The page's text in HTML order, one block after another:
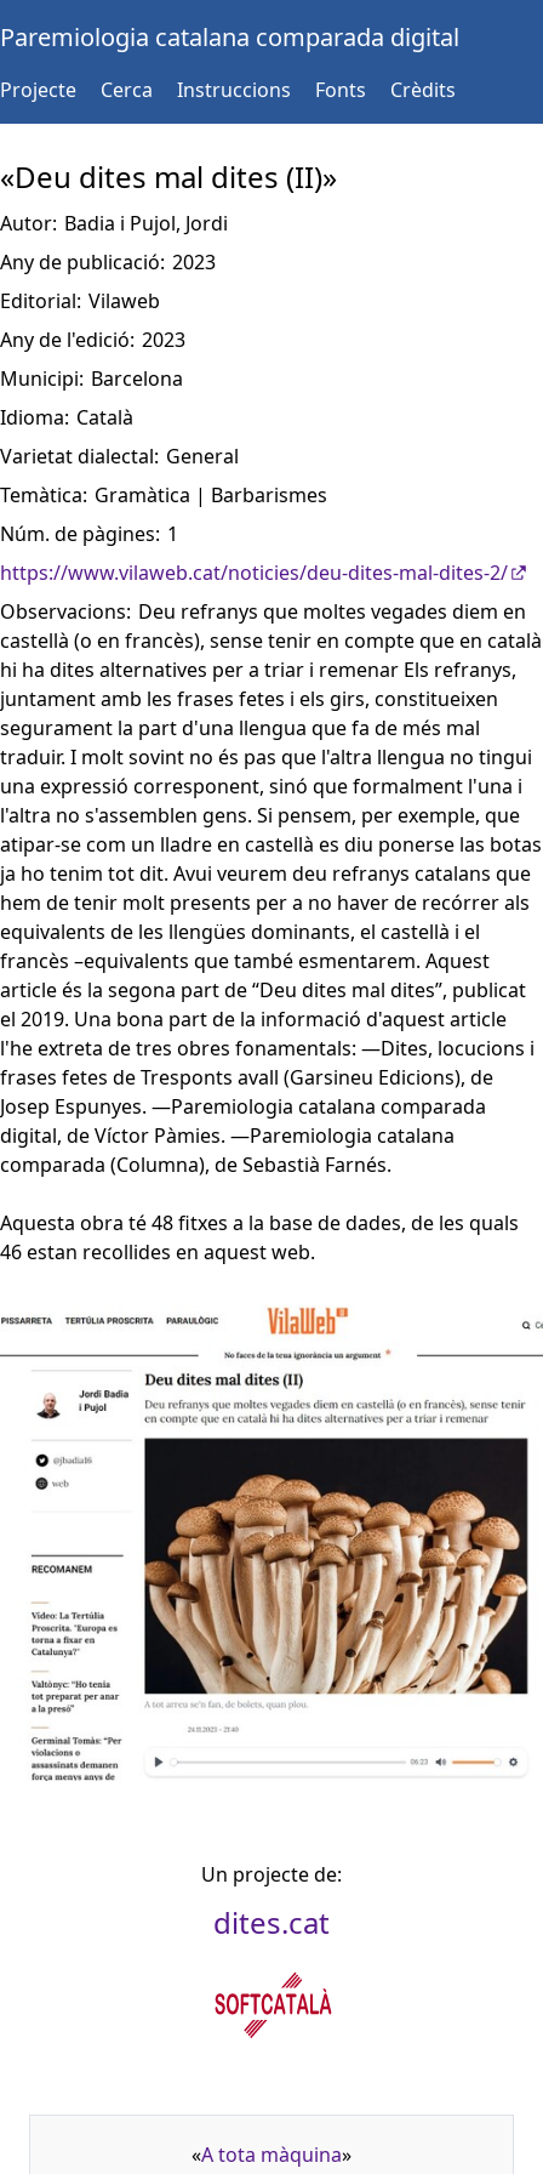
Paremiologia catalana comparada digital
Projecte Cerca Instruccions Fonts Crèdits
«Deu dites mal dites (II)»
Autor: Badia i Pujol, Jordi
Any de publicació: 2023
Editorial: Vilaweb
Any de l'edició: 2023
Municipi: Barcelona
Idioma: Català
Varietat dialectal: General
Temàtica: Gramàtica | Barbarismes
Núm. de pàgines: 1
https://www.vilaweb.cat/noticies/deu-dites-mal-dites-2/
Observacions: Deu refranys que moltes vegades diem en
castellà (o en francès), sense tenir en compte que en català
hi ha dites alternatives per a triar i remenar Els refranys,
juntament amb les frases fetes i els girs, constitueixen
segurament la part d'una llengua que fa de més mal
traduir. I molt sovint no és pas que l'altra llengua no tingui
una expressió corresponent, sinó que formalment l'una i
l'altra no s'assemblen gens. Si pensem, per exemple, que
atipar-se com un lladre en castellà es diu ponerse las botas
ja ho tenim tot dit. Avui veurem deu refranys catalans que
hem de tenir molt presents per a no haver de recórrer als
equivalents de les llengües dominants, el castellà i el
francès –equivalents que també esmentarem. Aquest
article és la segona part de “Deu dites mal dites”, publicat
el 2019. Una bona part de la informació d'aquest article
l'he extreta de tres obres fonamentals: —Dites, locucions i
frases fetes de Tresponts avall (Garsineu Edicions), de
Josep Espunyes. —Paremiologia catalana comparada
digital, de Víctor Pàmies. —Paremiologia catalana
comparada (Columna), de Sebastià Farnés.
Aquesta obra té 48 fitxes a la base de dades, de les quals
46 estan recollides en aquest web.
Un projecte de:
dites.cat
«A tota màquina»